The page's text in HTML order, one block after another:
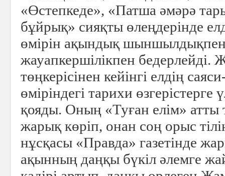
«Өстепкеде», «Патша әмәрә
бұйрық» сияқты өлеңдерінде
өмірін ақындық шыншылдықпен
жауапкершілікпен бедерлейді.
төңкерісінен кейінгі елдің
өміріндегі тарихи өзгерістерге
қояды. Оның «Туған елім»
жарық көріп, онан соң орыс
нұсқасы «Правда» газетінде
ақынның даңқы бүкіл әлемге